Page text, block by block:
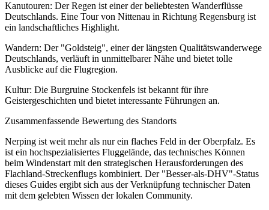
Kanutouren: Der Regen ist einer der beliebtesten Wanderflüsse
Deutschlands. Eine Tour von Nittenau in Richtung Regensburg ist
ein landschaftliches Highlight.
Wandern: Der "Goldsteig", einer der längsten Qualitätswanderwege
Deutschlands, verläuft in unmittelbarer Nähe und bietet tolle
Ausblicke auf die Flugregion.
Kultur: Die Burgruine Stockenfels ist bekannt für ihre
Geistergeschichten und bietet interessante Führungen an.
Zusammenfassende Bewertung des Standorts
Nerping ist weit mehr als nur ein flaches Feld in der Oberpfalz. Es
ist ein hochspezialisiertes Fluggelände, das technisches Können
beim Windenstart mit den strategischen Herausforderungen des
Flachland-Streckenflugs kombiniert. Der "Besser-als-DHV"-Status
dieses Guides ergibt sich aus der Verknüpfung technischer Daten
mit dem gelebten Wissen der lokalen Community.